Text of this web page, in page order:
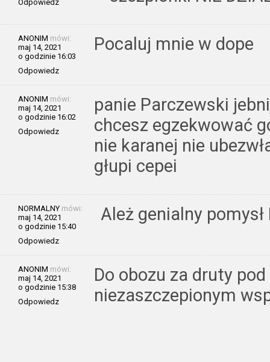
Odpowiedz
ANONIM mówi:
maj 14, 2021
o godzinie 16:03
Odpowiedz
Pocaluj mnie w dope
ANONIM mówi:
maj 14, 2021
o godzinie 16:02
Odpowiedz
panie Parczewski
chcesz egzekwować
nie karanej nie
głupi cepei
NORMALNY mówi:
maj 14, 2021
o godzinie 15:40
Odpowiedz
Ależ genialny
ANONIM mówi:
maj 14, 2021
o godzinie 15:38
Odpowiedz
Do obozu za druty
niezaszczepionym